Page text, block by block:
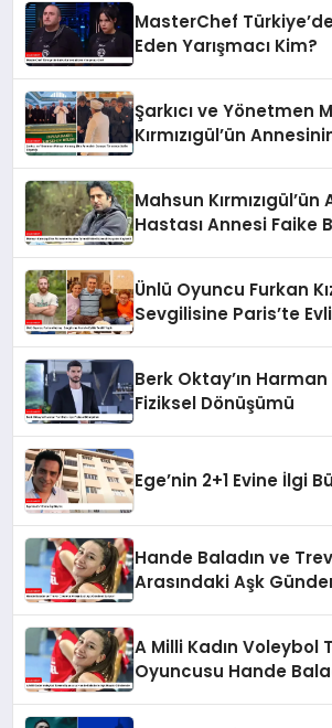
MasterChef
Eden Yarışmacı Kim?
Şarkıcı ve Yönetmen
Kırmızıgül’ün
Mahsun
Hastası Annesi Faike
Ünlü Oyuncu Furkan
Sevgilisine Paris’te
Berk Oktay’ın
Fiziksel Dönüşümü
Ege’nin 2+1 Evine İlgi
Hande Baladın ve
Arasındaki Aşk
A Milli Kadın Voleybol
Oyuncusu Hande